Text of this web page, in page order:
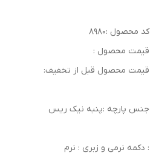
کد محصول :8980
قیمت محصول :
قیمت محصول قبل از تخفیف:
جنس پارچه :پنبه نیک ریس
: دکمه نرمی و زبری : نرم